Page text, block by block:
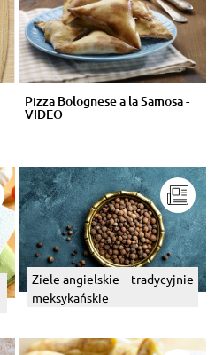
Pizza Bolognese a la Samosa -
VIDEO
Ziele angielskie – tradycyjnie
meksykańskie